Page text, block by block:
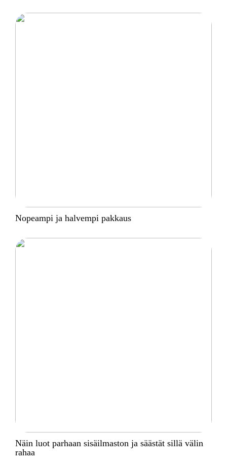
Nopeampi ja halvempi pakkaus
Näin luot parhaan sisäilmaston ja säästät sillä välin
rahaa